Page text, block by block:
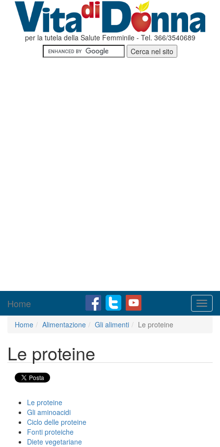
per la tutela della Salute Femminile - Tel. 366/3540689
Home
Home Alimentazione Gli alimenti Le proteine
Le proteine
Le proteine
Gli aminoacidi
Ciclo delle proteine
Fonti proteiche
Diete vegetariane